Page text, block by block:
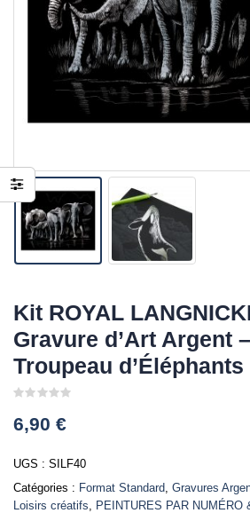
Kit ROYAL
Gravure d’Art Argent –
Troupeau d’Éléphants
out
of
6,90 €
UGS : SILF40
Catégories : Format Standard Gravures
Loisirs créatifs
PEINTURES PAR NUMÉRO